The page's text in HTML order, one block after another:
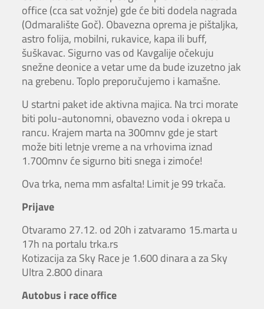
office (cca sat vožnje) gde će biti dodela nagrada
(Odmaralište Goč). Obavezna oprema je pištaljka,
astro folija, mobilni, rukavice, kapa ili buff,
šuškavac. Sigurno vas od Kavgalije očekuju
snežne deonice a vetar ume da bude izuzetno jak
na grebenu. Toplo preporučujemo i kamašne.
U startni paket ide aktivna majica. Na trci morate
biti polu-autonomni, obavezno voda i okrepa u
rancu. Krajem marta na 300mnv gde je start
može biti letnje vreme a na vrhovima iznad
1.700mnv će sigurno biti snega i zimoće!
Ova trka, nema mm asfalta! Limit je 99 trkača.
Prijave
Otvaramo 27.12. od 20h i zatvaramo 15.marta u
17h na portalu trka.rs
Kotizacija za Sky Race je 1.600 dinara a za Sky
Ultra 2.800 dinara
Autobus i race office